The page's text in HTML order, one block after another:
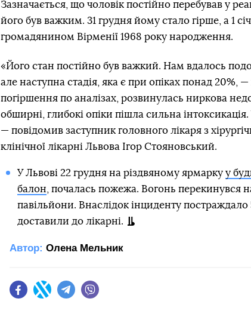
Зазначається, що чоловік постійно перебував у
його був важким. 31 грудня йому стало гірше, а 1
громадянином Вірменії 1968 року народження.
«Його стан постійно був важкий. Нам вдалось
але наступна стадія, яка є при опіках понад 20%, —
погіршення по аналізах, розвинулась ниркова
обширні, глибокі опіки пішла сильна інтоксикація.
— повідомив заступник головного лікаря з
клінічної лікарні Львова Ігор Стояновський.
У Львові 22 грудня на різдвяному ярмарку у
балон , почалась пожежа. Вогонь перекинувся
павільйони. Внаслідок інциденту постраждало
доставили до лікарні.
Автор: Олена Мельник
FacebookTwitter Telegram